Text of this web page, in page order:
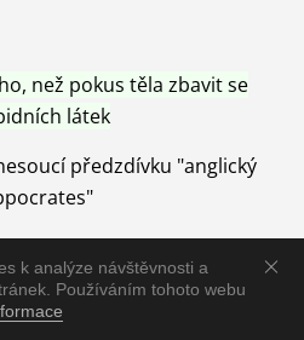
k analýze návštěvnosti a
Používáním tohoto webu
než pokus těla zbavit se
látek
předzdívku "anglický
Přírody, neutralizací a